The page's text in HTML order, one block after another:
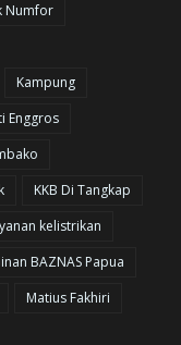
Numfor
Kampung
Enggros
KKB Di Tangkap
kelistrikan
BAZNAS Papua
Matius Fakhiri